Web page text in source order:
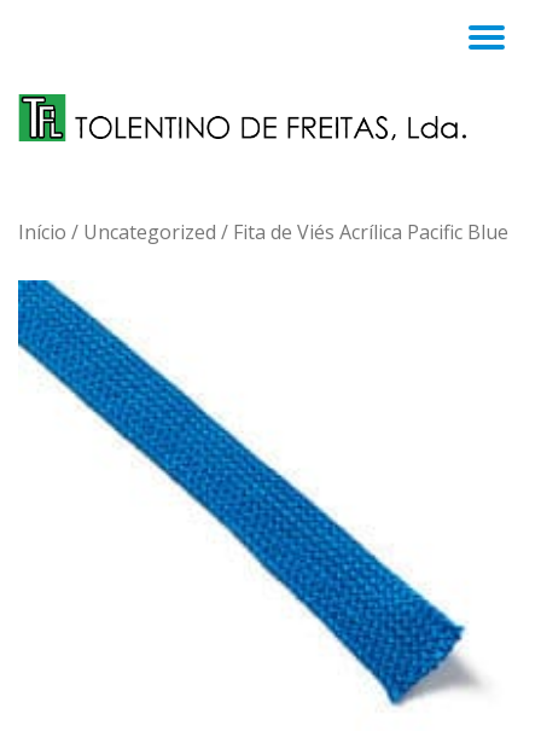
content
Início / Uncategorized / Fita de Viés Acrílica Pacific Blue